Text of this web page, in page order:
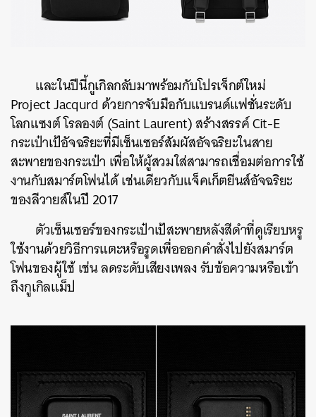
และในปีนี้กูเกิลกลับมาพร้อมกับโปรเจ็กต์ใหม่
Project Jacqurd ด้วยการจับมือกับแบรนด์แฟชั่นระดับ
โลกแซงต์ โรลองต์ (Saint Laurent) สร้างสรรค์ Cit-E
กระเป๋าเป้อัจฉริยะที่มีเซ็นเซอร์สัมผัสอัจฉริยะในสาย
สะพายของกระเป๋า เพื่อให้ผู้สวมใส่สามารถเชื่อมต่อการใช้
งานกับสมาร์ตโฟนได้ เช่นเดียวกับแจ็คเก็ตยีนส์อัจฉริยะ
ของลีวายส์ในปี 2017
ตัวเซ็นเซอร์ของกระเป๋าเป้สะพายหลังสีดำที่ดูเรียบหรู
ใช้งานด้วยวิธีการแตะหรือรูดเพื่อออกคำสั่งไปยังสมาร์ต
โฟนของผู้ใช้ เช่น ลดระดับเสียงเพลง รับข้อความหรือเข้า
ถึงกูเกิลแม็ป